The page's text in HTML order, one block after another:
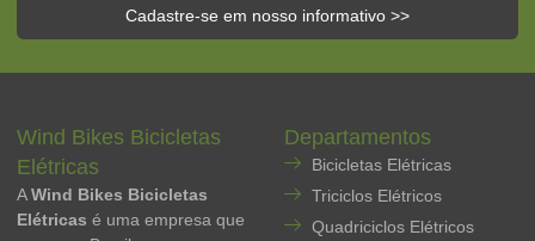
Cadastre-se em nosso informativo >>
Wind Bikes Bicicletas
Elétricas
AWind Bikes Bicicletas
Elétricas é uma empresa que
Departamentos
Bicicletas Elétricas
Triciclos Elétricos
Quadriciclos Elétricos